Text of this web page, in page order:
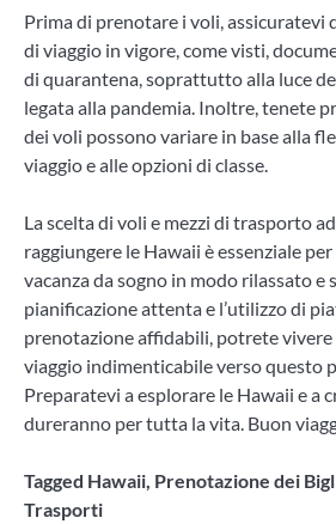
Prima di prenotare i voli, assicuratevi
di viaggio in vigore, come visti,
di quarantena, soprattutto alla luce
legata alla pandemia. Inoltre, tenete
dei voli possono variare in base alla
viaggio e alle opzioni di classe.
La scelta di voli e mezzi di trasporto
raggiungere le Hawaii è essenziale
vacanza da sogno in modo rilassato e
pianificazione attenta e l’utilizzo di
prenotazione affidabili, potrete vivere
viaggio indimenticabile verso questo
Preparatevi a esplorare le Hawaii e a
dureranno per tutta la vita. Buon
Tagged Hawaii Prenotazione dei
Trasporti